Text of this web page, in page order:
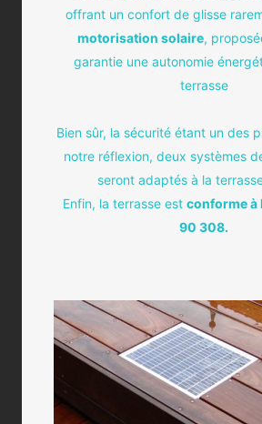
offrant un confort de glisse
motorisation solaire,
garantie une autonomie
terrasse
Bien sûr, la sécurité étant un des
notre réflexion, deux systèmes
seront adaptés à la
Enfin, la terrasse est conforme à
90 308.